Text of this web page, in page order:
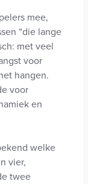
mee,
“die lange
met veel
voor
hangen.
voor
en
welke
vier,
twee